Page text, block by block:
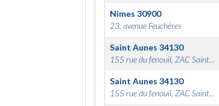
Nimes 30900
23, avenue Feuchères
Saint Aunes 34130
155 rue du fenouil, ZAC Saint...
Saint Aunes 34130
155 rue du fenouil, ZAC Saint...